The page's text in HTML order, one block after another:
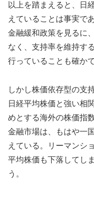
以上を踏まえると、日
えていることは事実で
金融緩和政策を見るに
なく、支持率を維持す
行っていることも確か
しかし株価依存型の支
日経平均株価と強い相
めとする海外の株価指
金融市場は、もはや一
えている。リーマンシ
平均株価も下落してし
う。